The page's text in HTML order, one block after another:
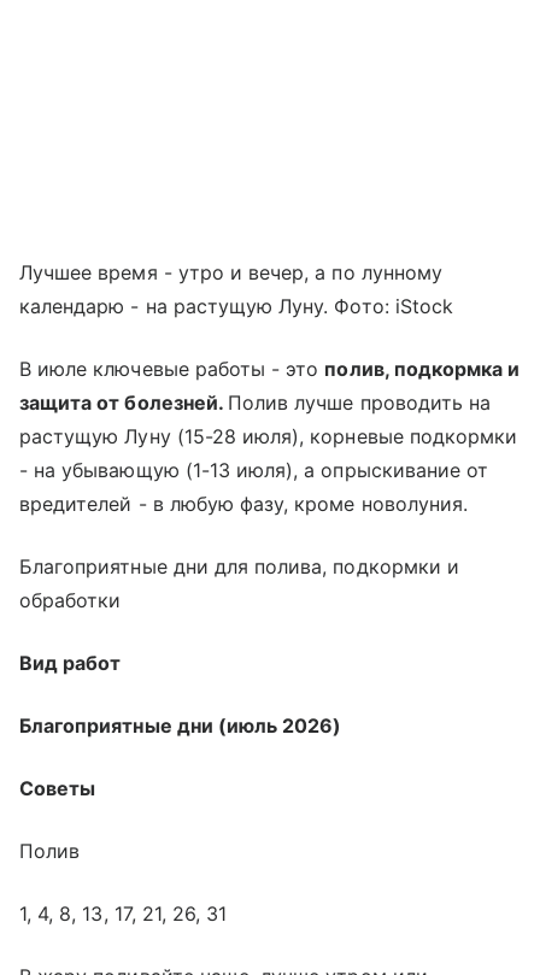
Лучшее время - утро и вечер, а по лунному
календарю - на растущую Луну. Фото: iStock
В июле ключевые работы - это полив, подкормка и
защита от болезней. Полив лучше проводить на
растущую Луну (15-28 июля), корневые подкормки
- на убывающую (1-13 июля), а опрыскивание от
вредителей - в любую фазу, кроме новолуния.
Благоприятные дни для полива, подкормки и
обработки
Вид работ
Благоприятные дни (июль 2026)
Советы
Полив
1, 4, 8, 13, 17, 21, 26, 31